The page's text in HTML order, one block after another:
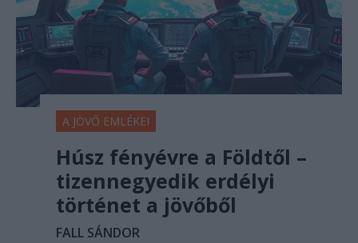
A JÖVŐ EMLÉKEI
Húsz fényévre a Földtől –
tizennegyedik erdélyi
történet a jövőből
FALL SÁNDOR